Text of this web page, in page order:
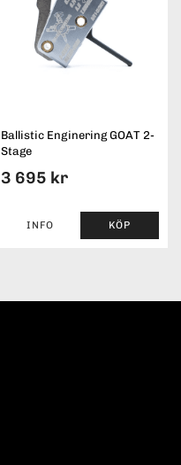
Ballistic Enginering GOAT 2-
Stage
3 695 kr
INFO KÖP